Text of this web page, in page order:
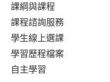
課綱與課程
課程諮詢服務
學生線上選課
學習歷程檔案
自主學習